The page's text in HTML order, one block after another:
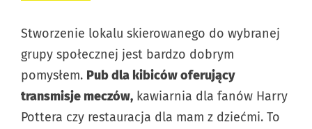
Stworzenie lokalu skierowanego do wybranej
grupy społecznej jest bardzo dobrym
pomysłem. Pub dla kibiców oferujący
transmisje meczów, kawiarnia dla fanów Harry
Pottera czy restauracja dla mam z dziećmi. To